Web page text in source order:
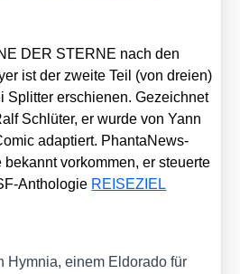
DER STERNE nach den
ist der zwei­te Teil (von drei­en)
Split­ter erschie­nen. Gezeich­net
Schlü­ter, er wur­de von Yann
adap­tiert. Phan­ta­News-
bekannt vor­kom­men, er steu­er­te
Antho­lo­gie REISEZIEL
Hym­nia, einem Eldo­ra­do für